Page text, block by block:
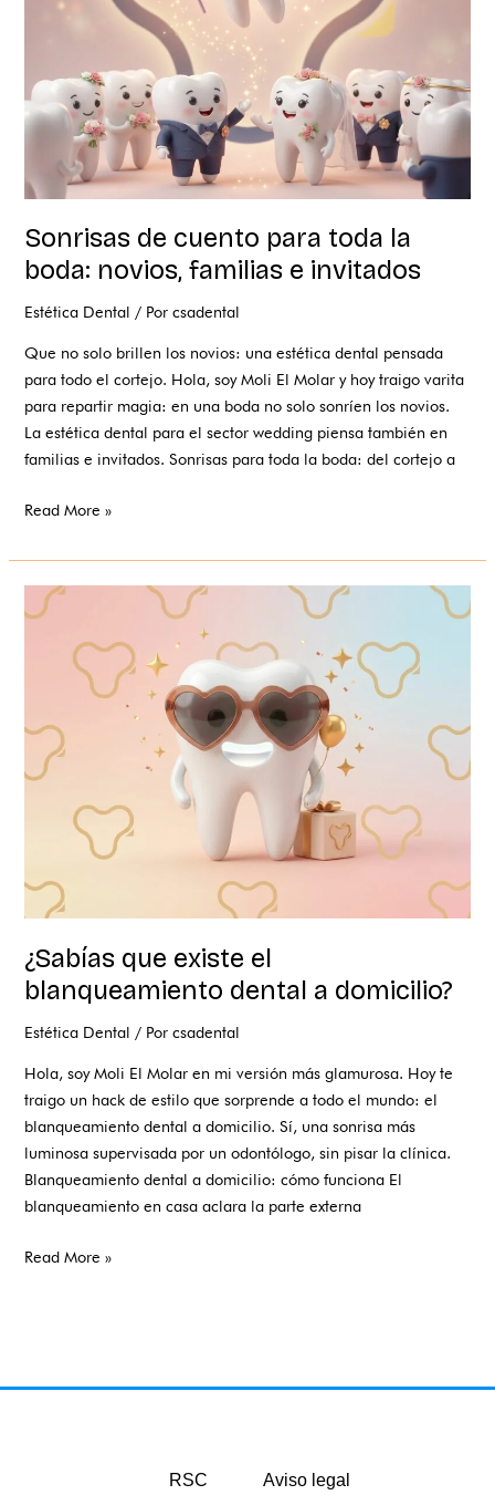
Sonrisas de cuento para toda la
boda: novios, familias e invitados
Estética Dental / Porcsadental
Que no solo brillen los novios: una estética dental pensada
para todo el cortejo. Hola, soy Moli El Molar y hoy traigo varita
para repartir magia: en una boda no solo sonríen los novios.
La estética dental para el sector wedding piensa también en
familias e invitados. Sonrisas para toda la boda: del cortejo a
familias
e
invitados
Read More »
¿Sabías que existe el
blanqueamiento dental a domicilio?
Estética Dental / Porcsadental
Hola, soy Moli El Molar en mi versión más glamurosa. Hoy te
traigo un hack de estilo que sorprende a todo el mundo: el
blanqueamiento dental a domicilio. Sí, una sonrisa más
luminosa supervisada por un odontólogo, sin pisar la clínica.
Blanqueamiento dental a domicilio: cómo funciona El
blanqueamiento en casa aclara la parte externa
¿Sabías
que
blanqueamiento
dental
domicilio?
Read More »
RSC
Aviso legal